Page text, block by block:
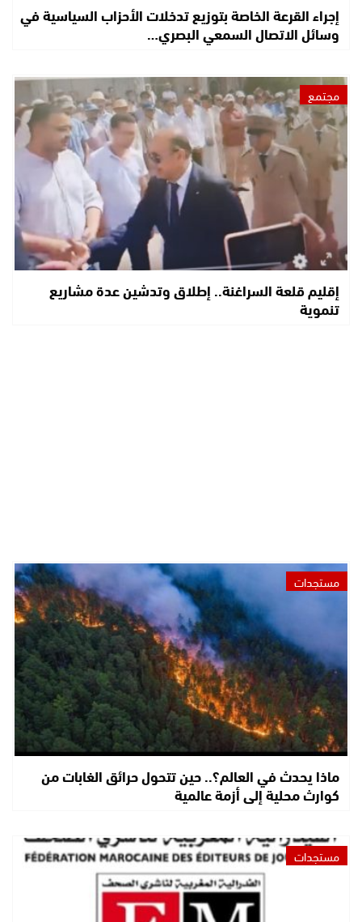
إجراء القرعة الخاصة بتوزيع تدخلات الأحزاب السياسية في
وسائل الاتصال السمعي البصري…
مجتمع
إقليم قلعة السراغنة.. إطلاق وتدشين عدة مشاريع
تنموية
مستجدات
ماذا يحدث في العالم؟.. حين تتحول حرائق الغابات من
كوارث محلية إلى أزمة عالمية
مستجدات